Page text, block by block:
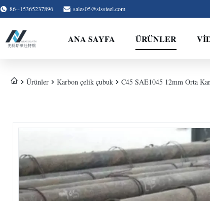
86--15365237896 sales05@slssteel.com
ANA SAYFA ÜRÜNLER
Ürünler Karbon çelik çubuk C45 SAE1045 12mm Orta